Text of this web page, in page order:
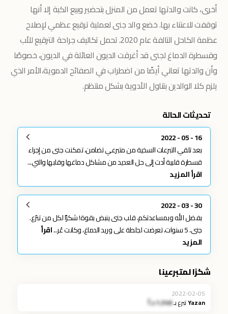
أخرى، كانت والدتها تعمل من المنزل بتحضير وبيع الكبة إلا أنها
توقفت للاعتناء بها. خضع والد جنى لعملية ترقيع عظمي لإصلاح
عظمة الكاحل التالفة عام 2020. تحمل تكاليف جراحة الترقيع للأب
وقسطرة الدماغ لجنى قد أغرقت الديون العائلة في الديون، خصوصًا
وأن والدتها تعاني أيضًا من اضطراب في الصفائح الدموية،الأمر الذي
يلزم كلا الوالدين بتناول الأدوية بشكل منتظم.
تحديثات الحالة
16 - 05 - 2022
بعد تلقي التبرعات السخية من متبرعي تضامن، تمكنت جنى من إجراء
قسطرة قلبية أدت إلى حل العديد من مشاكل دماغها وقلبها والتي...
اقرأ المزيد
30 - 03 - 2022
بفضل الله وبمساعدتكم، قلب جنى ينبض بقوة! شكرًا لكل من تبرّع.
جنى، 5 سنوات، تعرضت لجلطة على وريد الدماغ، وكانت عُر...
اقرأ
المزيد
شكرًا لمتبرعينا
2022-02-05
Yazanتبرع بـ1,346 د.أ